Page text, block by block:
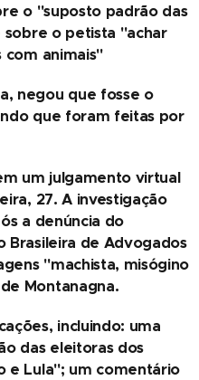
o "suposto padrão das
o petista "achar
com animais"
negou que fosse o
que foram feitas por
um julgamento virtual
27. A investigação
a denúncia do
Brasileira de Advogados
"machista, misógino
Montanagna.
incluindo: uma
das eleitoras dos
e Lula"; um comentário